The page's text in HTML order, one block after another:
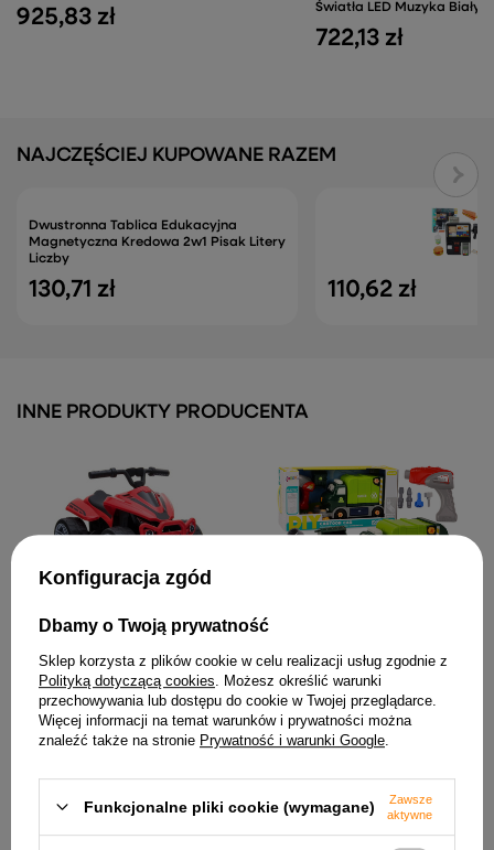
925,83 zł
Światła LED Muzyka Biały
722,13 zł
NAJCZĘŚCIEJ KUPOWANE RAZEM
Dwustronna Tablica Edukacyjna
Magnetyczna Kredowa 2w1 Pisak Litery
Liczby
130,71 zł 110,62 zł
INNE PRODUKTY PRODUCENTA
TR1805 Czerwony
228,57 zł
99,61 zł
Konfiguracja zgód
Dbamy o Twoją prywatność
Sklep korzysta z plików cookie w celu realizacji usług zgodnie z
Polityką dotyczącą cookies . Możesz określić warunki
przechowywania lub dostępu do cookie w Twojej przeglądarce.
Więcej informacji na temat warunków i prywatności można
znaleźć także na stronie Prywatność i warunki Google
Funkcjonalne pliki cookie (wymagane)
Zawsze
aktywne